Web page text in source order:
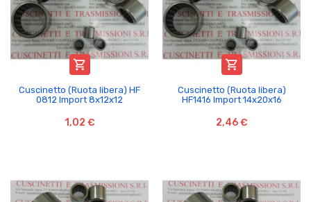

Cuscinetto (Ruota libera) HF
0812 Import 8x12x12
1,02 €

Cuscinetto (Ruota libera)
HF1416 Import 14x20x16
2,46 €